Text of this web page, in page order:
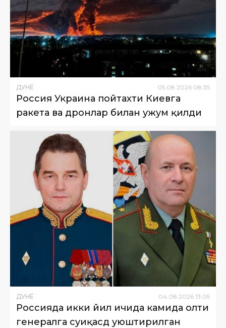
ДУНË 05.08.2026 08:35
Россия Украина пойтахти Киевга
ракета ва дронлар билан ҳужум қилди
ДУНË 04 08 2026 13:05
Россияда икки йил ичида камида олти
генералга суиқасд уюштирилган